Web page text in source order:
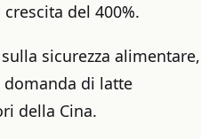
del 400%.
sicurezza alimentare,
domanda di latte
della Cina.